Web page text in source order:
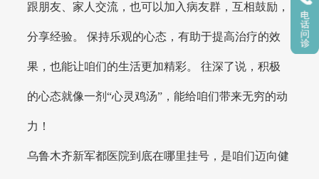
跟朋友、家人交流，也可以加入病友群，互相鼓励，
分享经验。 保持乐观的心态，有助于提高治疗的效
果，也能让咱们的生活更加精彩。 往深了说，积极
的心态就像一剂“心灵鸡汤”，能给咱们带来无穷的动
力！
乌鲁木齐新军都医院到底在哪里挂号，是咱们迈向健